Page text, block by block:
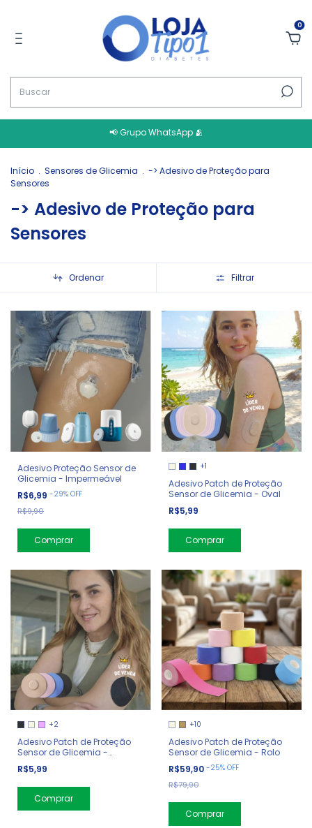
0
📢 Grupo WhatsApp 🫂
Início . Sensores de Glicemia . -> Adesivo de Proteção para
Sensores
-> Adesivo de Proteção para
Sensores
Ordenar Filtrar
Adesivo Proteção Sensor de
Glicemia - Impermeável
R$6,99 -29% OFF
R$9,90
Comprar
+1
Adesivo Patch de Proteção
Sensor de Glicemia - Oval
R$5,99
Comprar
+2
Adesivo Patch de Proteção
Sensor de Glicemia -
Redondo
R$5,99
Comprar
+10
Adesivo Patch de Proteção
Sensor de Glicemia - Rolo
R$59,90 -25% OFF
R$79,90
Comprar